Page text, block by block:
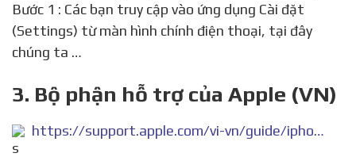
Bước 1 : Các bạn truy cập vào ứng dụng Cài đặt
(Settings) từ màn hình chính điện thoại, tại đây
chúng ta …
3. Bộ phận hỗ trợ của Apple (VN)
https://support.apple.com/vi-vn/guide/iphone/iph3f11fba92/ios